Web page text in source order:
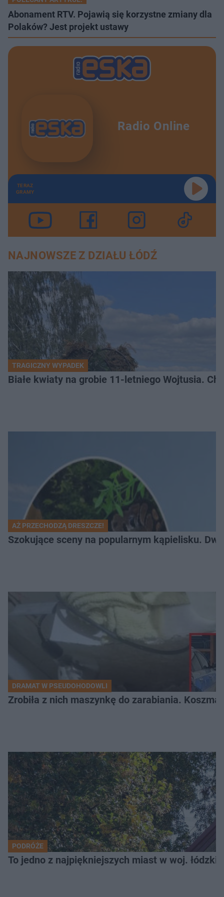
Abonament RTV. Pojawią się korzystne zmiany dla
Polaków? Jest projekt ustawy
Radio Online
TERAZ
GRAMY
NAJNOWSZE Z DZIAŁU ŁÓDŹ
TRAGICZNY WYPADEK
Białe kwiaty na grobie 11-letniego Wojtusia.
AŻ PRZECHODZĄ DRESZCZE!
Szokujące sceny na popularnym kąpielisku.
DRAMAT W PSEUDOHODOWLI
Zrobiła z nich maszynkę do zarabiania.
PODRÓŻE
To jedno z najpiękniejszych miast w woj.